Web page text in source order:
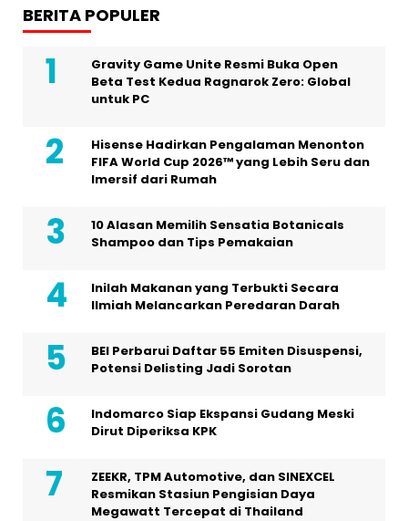
BERITA POPULER
Gravity Game Unite Resmi Buka Open
Beta Test Kedua Ragnarok Zero: Global
untuk PC
Hisense Hadirkan Pengalaman Menonton
FIFA World Cup 2026™ yang Lebih Seru dan
Imersif dari Rumah
10 Alasan Memilih Sensatia Botanicals
Shampoo dan Tips Pemakaian
Inilah Makanan yang Terbukti Secara
Ilmiah Melancarkan Peredaran Darah
BEI Perbarui Daftar 55 Emiten Disuspensi,
Potensi Delisting Jadi Sorotan
Indomarco Siap Ekspansi Gudang Meski
Dirut Diperiksa KPK
ZEEKR, TPM Automotive, dan SINEXCEL
Resmikan Stasiun Pengisian Daya
Megawatt Tercepat di Thailand